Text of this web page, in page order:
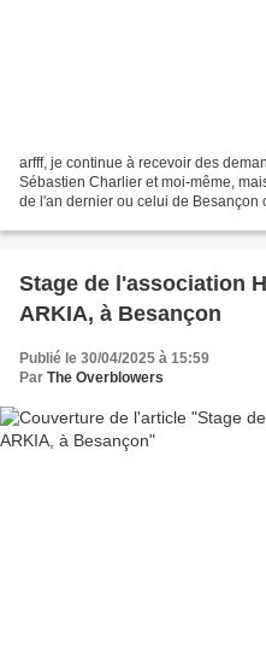
arfff, je continue à recevoir des
Sébastien Charlier et moi-même,
de l'an dernier ou celui de Besançon
Stage de l'association
ARKIA, à Besançon
Publié le 30/04/2025 à 15:59
Par The Overblowers